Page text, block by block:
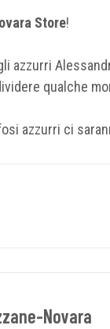
Store!
azzurri
qualche
azzurri ci
Novara